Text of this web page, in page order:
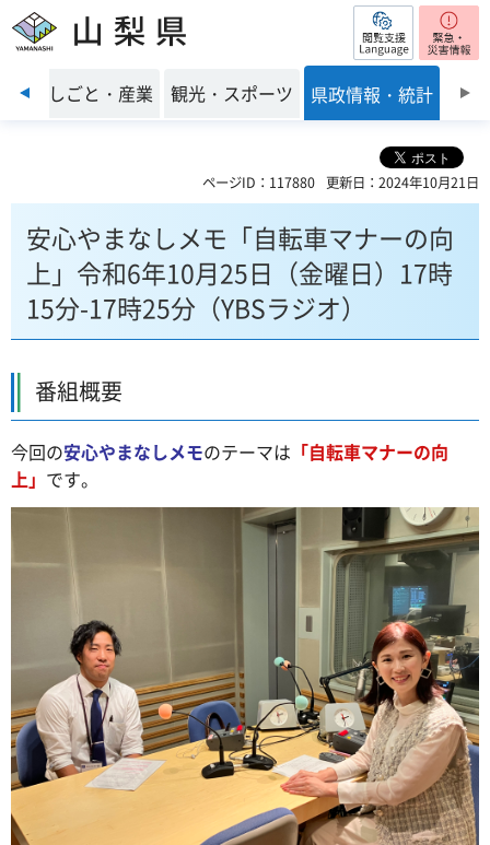
山梨県 閲覧支援
前のスライドを表示
境 しごと・産業 観光・スポーツ 県政情報・統計
ページID：117880 更新日：2024年10月21日
安心やまなしメモ「自転車マナーの向
上」令和6年10月25日（金曜日）17時
15分-17時25分（YBSラジオ）
番組概要
今回の安心やまなしメモのテーマは 「自転車マナーの向
上」 です。